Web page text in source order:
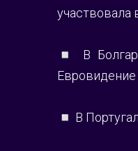
участвовала
◽️ В
Евровидение
◽️ В